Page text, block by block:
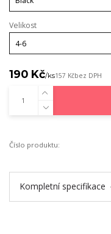
Velikost
190 Kč/ks157 Kčbez DPH
Číslo produktu:
Kompletní specifikace